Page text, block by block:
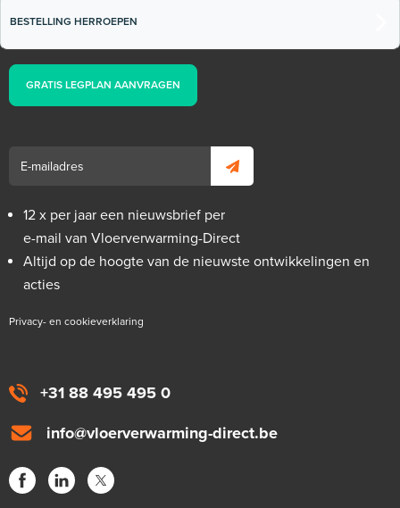
+31 88 495 495 0
info@vloerverwarming-direct.be
BESTELLING HERROEPEN
GRATIS LEGPLAN AANVRAGEN
12 x per jaar een nieuwsbrief per
e-mail van Vloerverwarming-Direct
Altijd op de hoogte van de nieuwste ontwikkelingen en
acties
Privacy- en cookieverklaring